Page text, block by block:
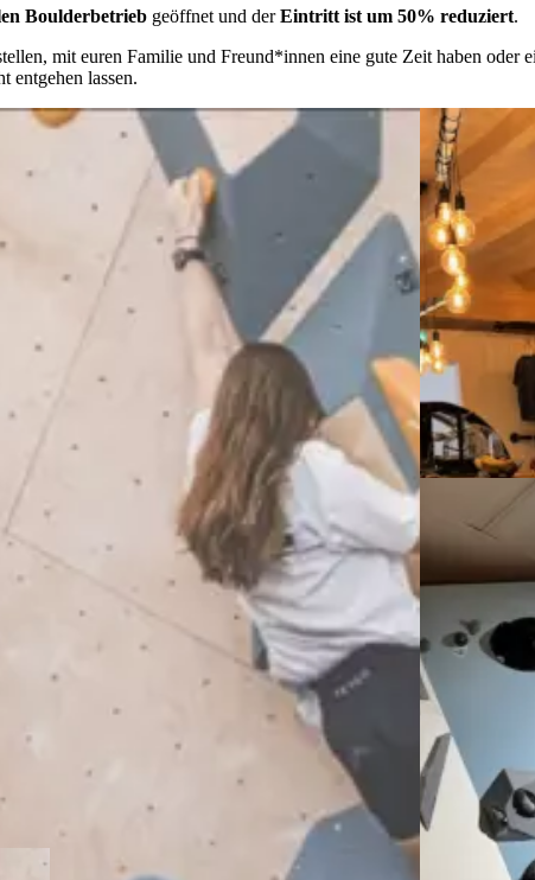
Boulderbetrieb geöffnet und derEintritt ist um 50% reduziert.
mit euren Familie und Freund*innen eine gute Zeit haben
entgehen lassen.